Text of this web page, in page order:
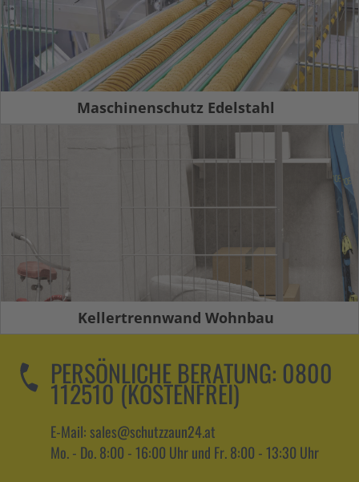
Maschinenschutz Edelstahl
Kellertrennwand Wohnbau
PERSÖNLICHE BERATUNG: 0800
112510 (KOSTENFREI)
E-Mail: sales@schutzzaun24.at
Mo. - Do. 8:00 - 16:00 Uhr und Fr. 8:00 - 13:30 Uhr